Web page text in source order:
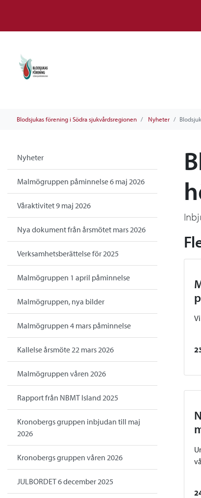
Blodsjukas förening i Södra sjukvårdsregionen Nyheter
Nyheter
Malmögruppen påminnelse 6 maj 2026
Våraktivitet 9 maj 2026
Nya dokument från årsmötet mars 2026
Verksamhetsberättelse för 2025
Malmögruppen 1 april påminnelse
Malmögruppen, nya bilder
Malmögruppen 4 mars påminnelse
Kallelse årsmöte 22 mars 2026
Malmögruppen våren 2026
Rapport från NBMT Island 2025
Kronobergs gruppen inbjudan till maj
2026
Kronobergs gruppen våren 2026
JULBORDET 6 december 2025